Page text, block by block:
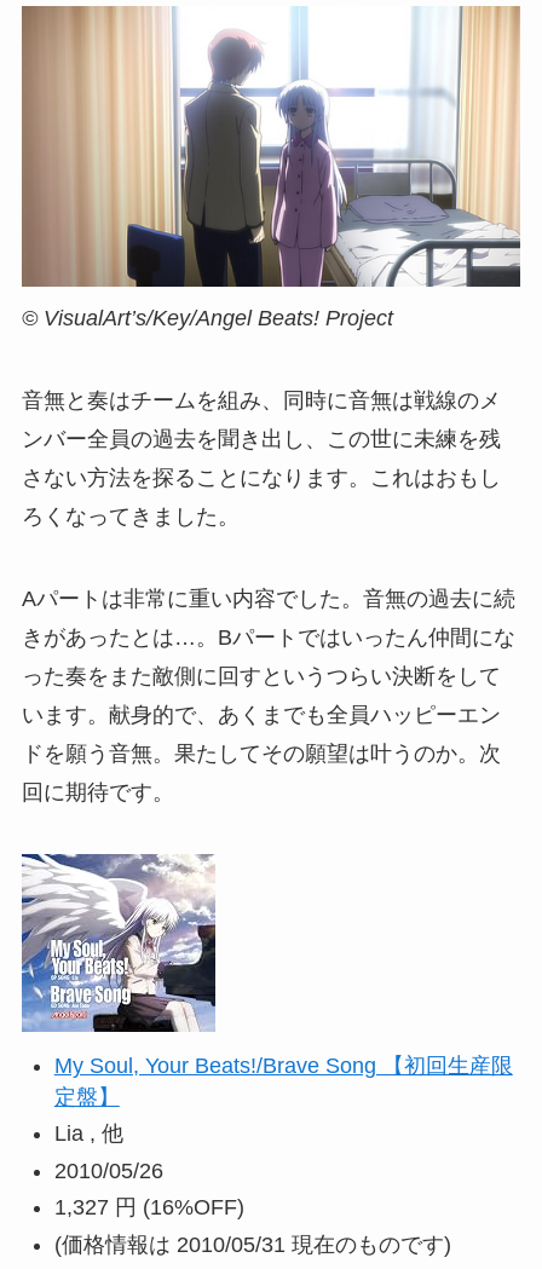
© VisualArt’s/Key/Angel Beats! Project
音無と奏はチームを組み、同時に音無は戦線のメ
ンバー全員の過去を聞き出し、この世に未練を残
さない方法を探ることになります。これはおもし
ろくなってきました。
Aパートは非常に重い内容でした。音無の過去に続
きがあったとは…。Bパートではいったん仲間にな
った奏をまた敵側に回すというつらい決断をして
います。献身的で、あくまでも全員ハッピーエン
ドを願う音無。果たしてその願望は叶うのか。次
回に期待です。
My Soul, Your Beats!/Brave Song 【初回生産限
定盤】
Lia , 他
2010/05/26
1,327 円 (16%OFF)
(価格情報は 2010/05/31 現在のものです)